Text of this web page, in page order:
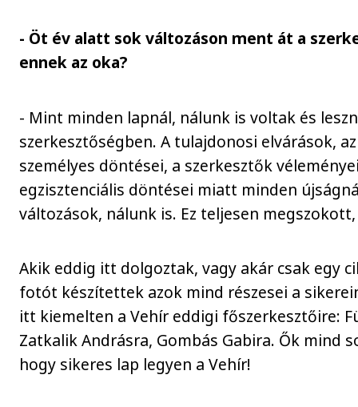
- Öt év alatt sok változáson ment át a
ennek az oka?
- Mint minden lapnál, nálunk is voltak és
szerkesztőségben. A tulajdonosi elvárások,
személyes döntései, a szerkesztők
egzisztenciális döntései miatt minden
változások, nálunk is. Ez teljesen
Akik eddig itt dolgoztak, vagy akár csak egy
fotót készítettek azok mind részesei a
itt kiemelten a Vehír eddigi főszerkesztőire:
Zatkalik Andrásra, Gombás Gabira. Ők mind
hogy sikeres lap legyen a Vehír!